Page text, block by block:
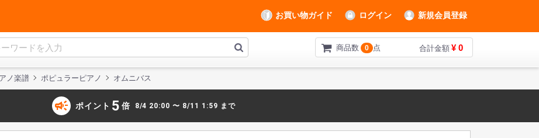
お買い物ガイド ログイン 新規会員登録
商品数 0 点 合計金額 ¥ 0
ノ楽譜 ポピュラーピアノ オムニバス
campaign ポイント 5 倍 8/4 20:00 〜 8/11 1:59 まで